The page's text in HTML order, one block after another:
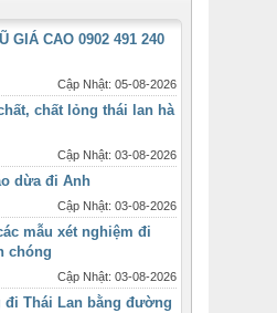
GIÁ CAO 0902 491 240
Cập Nhật: 05-08-2026
chất lỏng thái lan hà
Cập Nhật: 03-08-2026
dừa đi Anh
Cập Nhật: 03-08-2026
mẫu xét nghiệm đi
chóng
Cập Nhật: 03-08-2026
đi Thái Lan bằng đường